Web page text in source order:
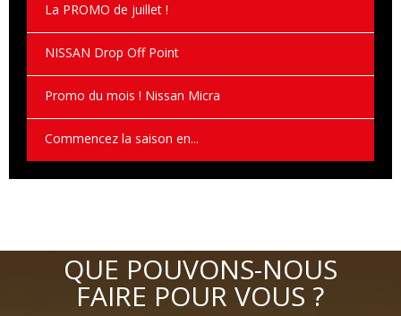
La PROMO de juillet !
NISSAN Drop Off Point
Promo du mois ! Nissan Micra
Commencez la saison en...
QUE POUVONS-NOUS
FAIRE POUR VOUS ?